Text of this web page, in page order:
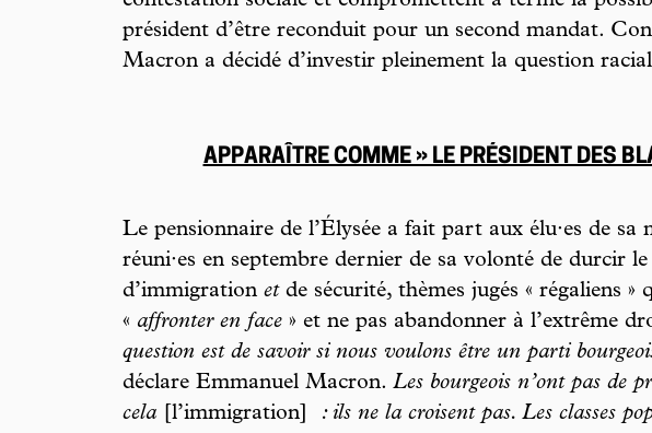
président d’être reconduit pour un second mandat.
Macron a décidé d’investir pleinement la question
APPARAÎTRE COMME » LE PRÉSIDENT DES
Le pensionnaire de l’Élysée a fait part aux élu·es de sa
réuni·es en septembre dernier de sa volonté de durcir
d’immigration et de sécurité, thèmes jugés « régaliens »
« affronter en face » et ne pas abandonner à l’extrême
question est de savoir si nous voulons être un parti
déclare Emmanuel Macron. Les bourgeois n’ont pas de
cela [l’immigration]
: ils ne la croisent pas. Les classes